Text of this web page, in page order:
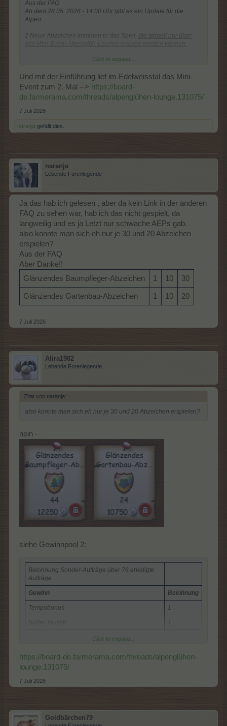
Aus der FAQ
Ab dem 28.05. 2026 - 14:00 Uhr gibt es ein Update für die
Alpen.
2 Neue Abzeichen kommen in das Spiel, die aktuell nur über
Ob sich zukünftig daran was ändern wird, können wir nicht
Es sind Event-Abzeichen.
Glänzendes Baumpfleger-Abzeichen
Verwenden könnt Ihr diese im Pfad der Weisheit. Dort sind diese
Skills farblich anders dagestellt:
wo stand das und welches Event?
Ah jetzt die Zeile gefunden
Click to expand...
Und mit der Einführung lief im Edelweisstal das Mini-
Event zum 2. Mal --> https://board-
de.farmerama.com/threads/alpenglühen-lounge.131075/
7 Juli 2026
naranja gefällt dies.
naranja
Lebende Forenlegende
Ja das hab ich gelesen , aber da kein Link in der anderen
FAQ zu sehen war, hab ich das nicht gespielt, da
langweilig und es ja Letzt nur schwache AEPs gab.
also konnte man sich eh nur je 30 und 20 Abzeichen
erspielen?
Aus der FAQ
Aber Danke!!
Glänzendes Baumpfleger-Abzeichen
1 10 30
Glänzendes Gartenbau-Abzeichen 1 10 20
7 Juli 2026
Alira1982
Lebende Forenlegende
Zitat von naranja: ↑
also konnte man sich eh nur je 30 und 20 Abzeichen erspielen?
nein -
siehe Gewinnpool 2:
Belohnung Sonder-Aufträge über 76 erledigte
Aufträge
Gewinn Belohnung
Tempobonus 1
Susis Superdünger
Susis Turbodünger
Superfutter 3
Click to expand...
https://board-de.farmerama.com/threads/alpenglühen-
lounge.131075/
7 Juli 2026
Goldbärchen79